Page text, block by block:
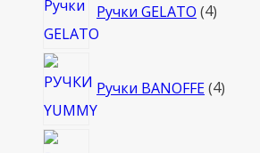
Ручки GELATO 4товара
Ручки BANOFFE 4товара